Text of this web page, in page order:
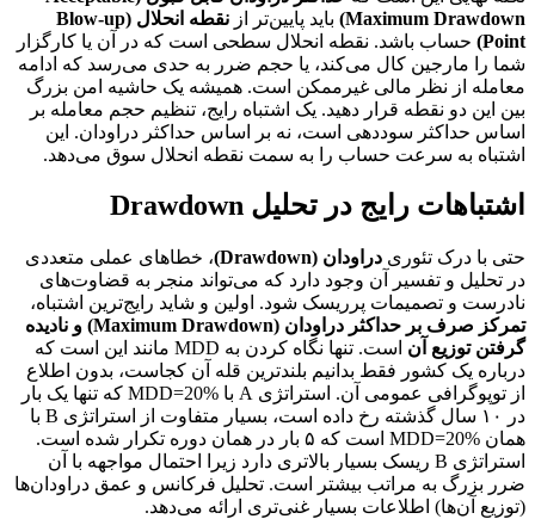
Maximum Drawdown) باید پایین‌تر از
نقطه انحلال (Blow-up
Point) حساب باشد. نقطه انحلال سطحی است که در آن یا کارگزار
شما را مارجین کال می‌کند، یا حجم ضرر به حدی می‌رسد که ادامه
معامله از نظر مالی غیرممکن است. همیشه یک حاشیه امن بزرگ
بین این دو نقطه قرار دهید. یک اشتباه رایج، تنظیم حجم معامله بر
اساس حداکثر سوددهی است، نه بر اساس حداکثر دراودان. این
اشتباه به سرعت حساب را به سمت نقطه انحلال سوق می‌دهد.
اشتباهات رایج در تحلیل Drawdown
حتی با درک تئوری دراودان (Drawdown)
، خطاهای عملی متعددی
در تحلیل و تفسیر آن وجود دارد که می‌تواند منجر به قضاوت‌های
نادرست و تصمیمات پرریسک شود. اولین و شاید رایج‌ترین اشتباه،
تمرکز صرف بر حداکثر دراودان (Maximum Drawdown) و نادیده
گرفتن توزیع آن
است. تنها نگاه کردن به MDD مانند این است که
درباره یک کشور فقط بدانیم بلندترین قله آن کجاست، بدون اطلاع
از توپوگرافی عمومی آن. استراتژی A با MDD=20% که تنها یک بار
در ۱۰ سال گذشته رخ داده است، بسیار متفاوت از استراتژی B با
همان MDD=20% است که ۵ بار در همان دوره تکرار شده است.
استراتژی B ریسک بسیار بالاتری دارد زیرا احتمال مواجهه با آن
ضرر بزرگ به مراتب بیشتر است. تحلیل فرکانس و عمق دراودان‌ها
(توزیع آن‌ها) اطلاعات بسیار غنی‌تری ارائه می‌دهد.